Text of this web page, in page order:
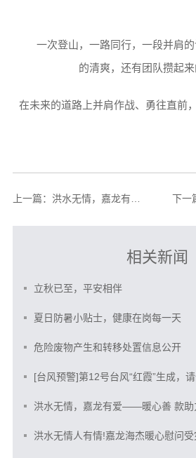
一次登山，一路同行，一段并肩的
的清爽，还有团队攒起来
在未来的道路上并肩作战、勇往直前
上一篇： 洪水无情，嘉龙有爱——暖心善 款助力受灾员工重建家园 下一
相关新闻
立秋已至，平安相伴
夏日防暑小贴士，健康在岗每一天
危险废物产生和转移处置信息公开
洪水无情，嘉龙有爱——暖心善 款助
洪水无情人有情!嘉龙海杰暖心慰问受